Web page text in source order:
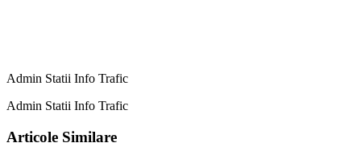
Admin Statii Info Trafic
Admin Statii Info Trafic
Articole Similare